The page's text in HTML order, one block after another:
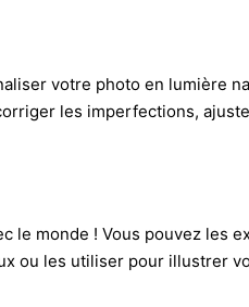
votre photo en lumière
les imperfections,
le monde ! Vous pouvez les
ou les utiliser pour illustrer